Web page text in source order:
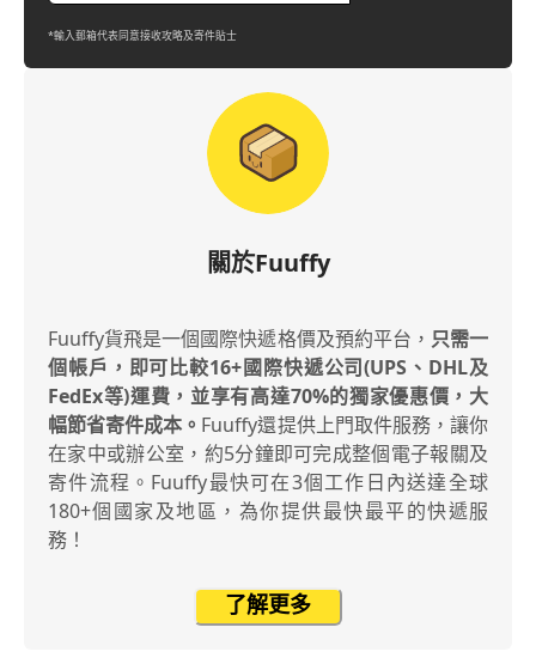
關於Fuuffy
Fuuffy貨飛是一個國際快遞格價及預約平台， 只需一
個帳戶，即可比較16+國際快遞公司(UPS、DHL及
FedEx等)運費，並享有高達70%的獨家優惠價，大
幅節省寄件成本。 Fuuffy還提供上門取件服務，讓你
在家中或辦公室，約5分鐘即可完成整個電子報關及
寄件流程。Fuuffy最快可在3個工作日內送達全球
180+個國家及地區，為你提供最快最平的快遞服
務！
了解更多
*輸入郵箱代表同意接收攻略及寄件貼士